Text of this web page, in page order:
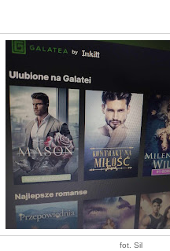
fot. Sil